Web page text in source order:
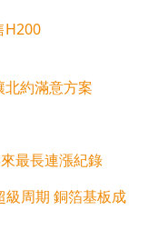
H200
約滿意方案
最長連漲紀錄
級周期 銅箔基板成